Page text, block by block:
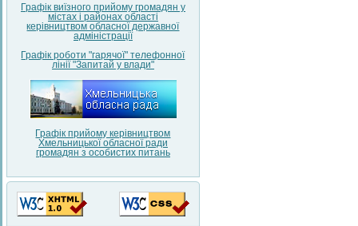
Графік виїзного прийому громадян у
містах і районах області
керівництвом обласної державної
адміністрації
Графік роботи "гарячої" телефонної
лінії "Запитай у влади"
Графік прийому керівництвом
Хмельницької обласної ради
громадян з особистих питань